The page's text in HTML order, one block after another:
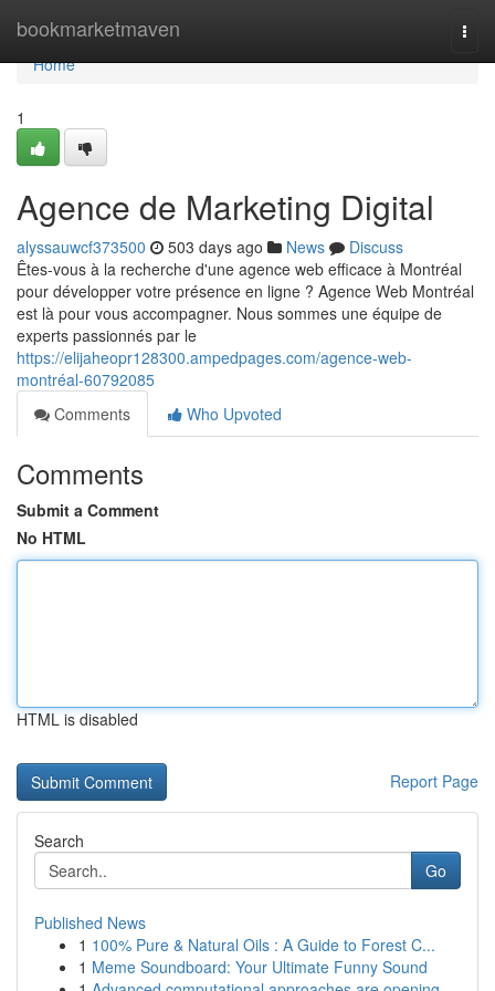
bookmarketmaven
Home
Home
1
Agence de Marketing Digital
alyssauwcf373500 503 days ago News
Discuss
Êtes-vous à la recherche d'une agence web efficace à Montréal
pour développer votre présence en ligne ? Agence Web Montréal
est là pour vous accompagner. Nous sommes une équipe de
experts passionnés par le
https://elijaheopr128300.ampedpages.com/agence-web-
montréal-60792085
Comments
Who Upvoted
Comments
Submit a Comment
No HTML
HTML is disabled
Report Page
Search
Go
Published News
1 100% Pure & Natural Oils : A Guide to Forest C...
1 Meme Soundboard: Your Ultimate Funny Sound